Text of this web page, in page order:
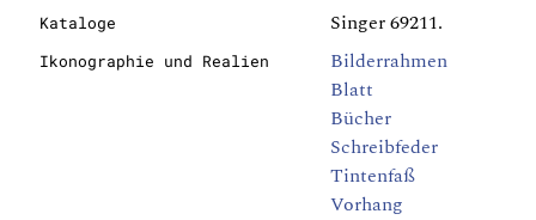
Kataloge Singer 69211.
Ikonographie und Realien
Bilderrahmen
Blatt
Bücher
Schreibfeder
Tintenfaß
Vorhang